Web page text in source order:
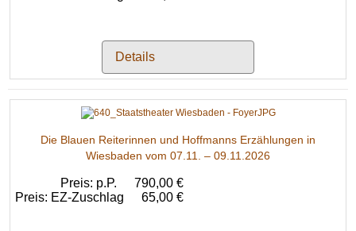
Details
Die Blauen Reiterinnen und Hoffmanns Erzählungen in
Wiesbaden vom 07.11. – 09.11.2026
Preis: p.P.
790,00 €
Preis: EZ-Zuschlag
65,00 €